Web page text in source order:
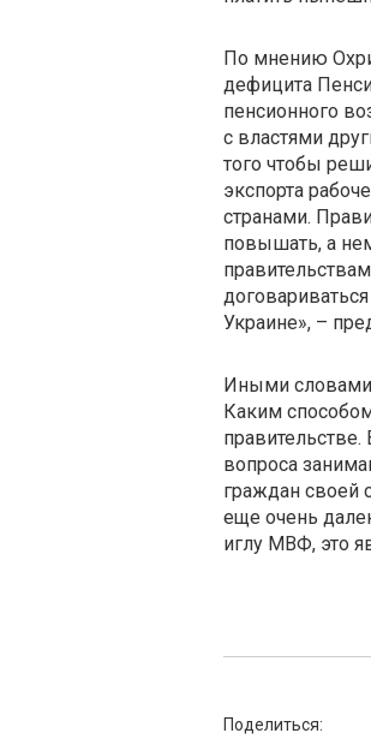
По мнению
дефицита
пенсионного
с властями
того чтобы
экспорта
странами.
повышать, а
Украине», –
Иными
Каким
вопроса
граждан своей
еще очень
иглу МВФ, это
Поделиться: